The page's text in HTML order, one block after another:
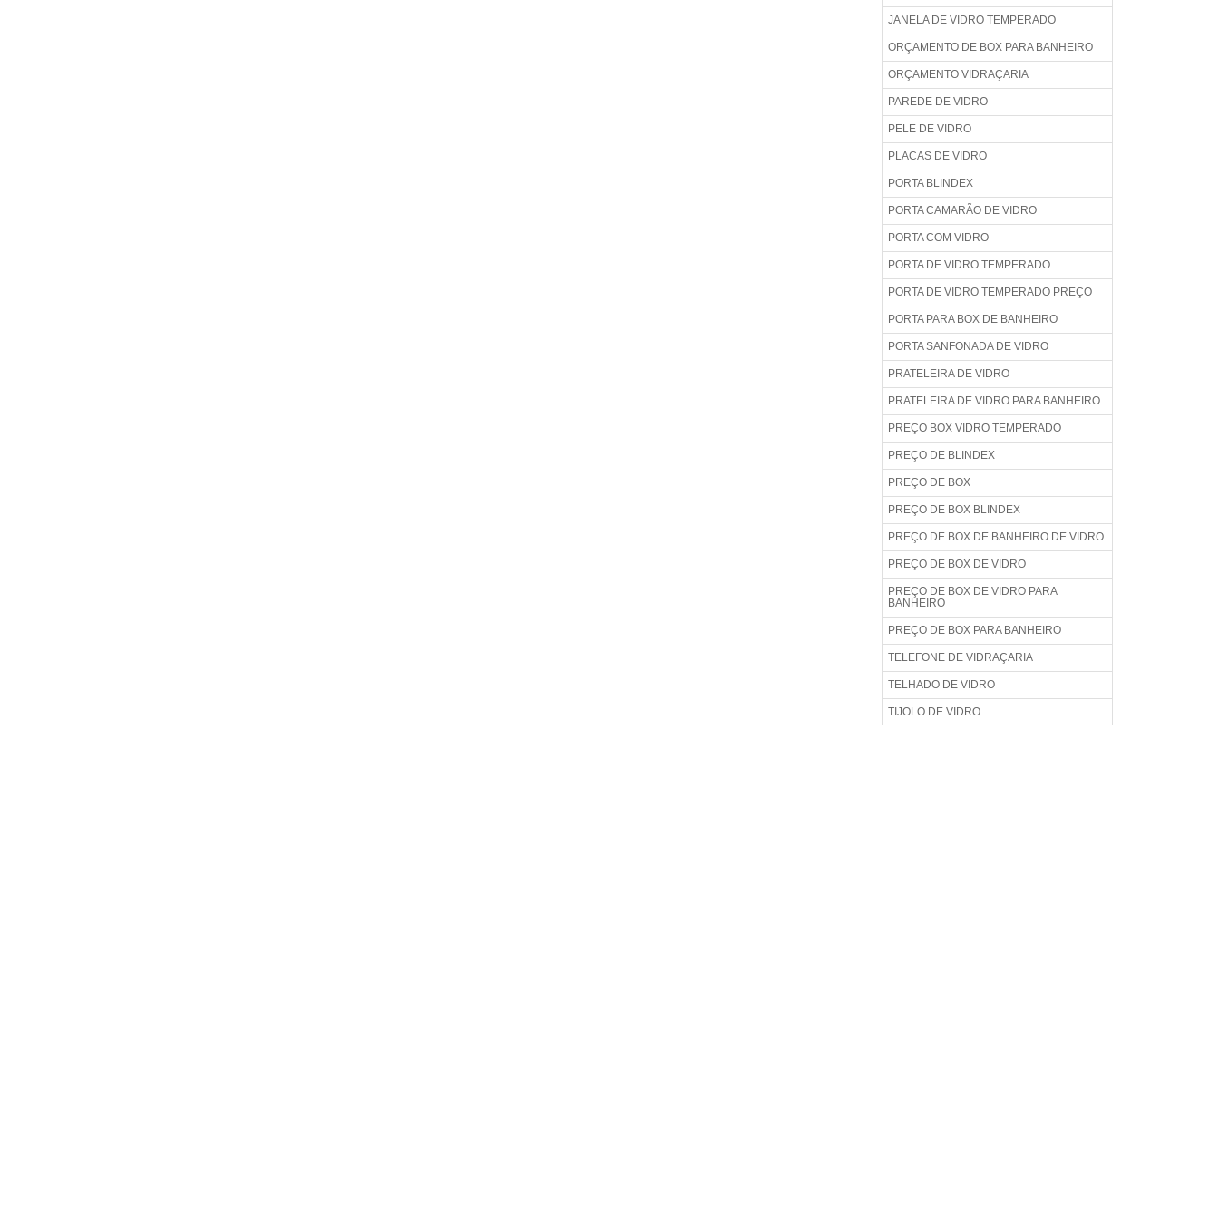
JANELA DE VIDRO TEMPERADO
ORÇAMENTO DE BOX PARA BANHEIRO
ORÇAMENTO VIDRAÇARIA
PAREDE DE VIDRO
PELE DE VIDRO
PLACAS DE VIDRO
PORTA BLINDEX
PORTA CAMARÃO DE VIDRO
PORTA COM VIDRO
PORTA DE VIDRO TEMPERADO
PORTA DE VIDRO TEMPERADO PREÇO
PORTA PARA BOX DE BANHEIRO
PORTA SANFONADA DE VIDRO
PRATELEIRA DE VIDRO
PRATELEIRA DE VIDRO PARA BANHEIRO
PREÇO BOX VIDRO TEMPERADO
PREÇO DE BLINDEX
PREÇO DE BOX
PREÇO DE BOX BLINDEX
PREÇO DE BOX DE BANHEIRO DE VIDRO
PREÇO DE BOX DE VIDRO
PREÇO DE BOX DE VIDRO PARA
BANHEIRO
PREÇO DE BOX PARA BANHEIRO
TELEFONE DE VIDRAÇARIA
TELHADO DE VIDRO
TIJOLO DE VIDRO